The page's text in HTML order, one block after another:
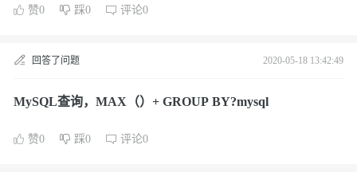
赞0 踩0 评论0
回答了问题 2020-05-18 13:42:49
MySQL查询，MAX（）+ GROUP BY?mysql
赞0 踩0 评论0